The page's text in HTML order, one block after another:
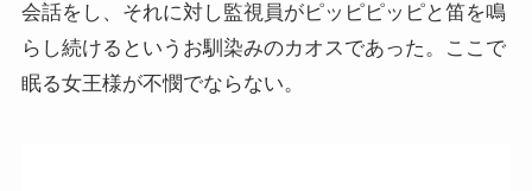
会話をし、それに対し監視員がピッピピッピと笛を鳴
らし続けるというお馴染みのカオスであった。ここで
眠る女王様が不憫でならない。